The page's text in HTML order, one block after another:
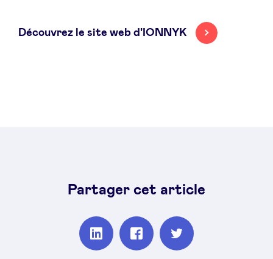
Découvrez le site web d'IONNYK
Partager cet article
PartagerPartagerPartager